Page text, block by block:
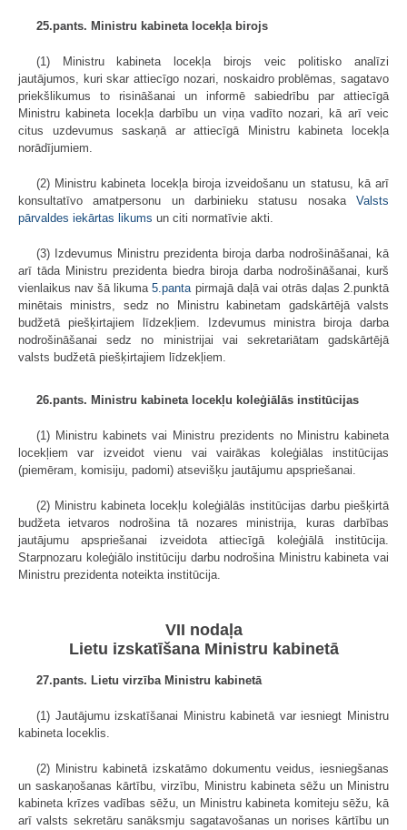
25.pants. Ministru kabineta locekļa birojs
(1) Ministru kabineta locekļa birojs veic politisko analīzi
jautājumos, kuri skar attiecīgo nozari, noskaidro problēmas, sagatavo
priekšlikumus to risināšanai un informē sabiedrību par attiecīgā
Ministru kabineta locekļa darbību un viņa vadīto nozari, kā arī veic
citus uzdevumus saskaņā ar attiecīgā Ministru kabineta locekļa
norādījumiem.
(2) Ministru kabineta locekļa biroja izveidošanu un statusu, kā arī
konsultatīvo amatpersonu un darbinieku statusu nosaka Valsts
pārvaldes iekārtas likums un citi normatīvie akti.
(3) Izdevumus Ministru prezidenta biroja darba nodrošināšanai, kā
arī tāda Ministru prezidenta biedra biroja darba nodrošināšanai, kurš
vienlaikus nav šā likuma5.pantapirmajā daļā vai otrās daļas 2.punktā
minētais ministrs, sedz no Ministru kabinetam gadskārtējā valsts
budžetā piešķirtajiem līdzekļiem. Izdevumus ministra biroja darba
nodrošināšanai sedz no ministrijai vai sekretariātam gadskārtējā
valsts budžetā piešķirtajiem līdzekļiem.
26.pants. Ministru kabineta locekļu koleģiālās institūcijas
(1) Ministru kabinets vai Ministru prezidents no Ministru kabineta
locekļiem var izveidot vienu vai vairākas koleģiālas institūcijas
(piemēram, komisiju, padomi) atsevišķu jautājumu apspriešanai.
(2) Ministru kabineta locekļu koleģiālās institūcijas darbu piešķirtā
budžeta ietvaros nodrošina tā nozares ministrija, kuras darbības
jautājumu apspriešanai izveidota attiecīgā koleģiālā institūcija.
Starpnozaru koleģiālo institūciju darbu nodrošina Ministru kabineta vai
Ministru prezidenta noteikta institūcija.
VII nodaļa
Lietu izskatīšana Ministru kabinetā
27.pants. Lietu virzība Ministru kabinetā
(1) Jautājumu izskatīšanai Ministru kabinetā var iesniegt Ministru
kabineta loceklis.
(2) Ministru kabinetā izskatāmo dokumentu veidus, iesniegšanas
un saskaņošanas kārtību, virzību, Ministru kabineta sēžu un Ministru
kabineta krīzes vadības sēžu, un Ministru kabineta komiteju sēžu, kā
arī valsts sekretāru sanāksmju sagatavošanas un norises kārtību un